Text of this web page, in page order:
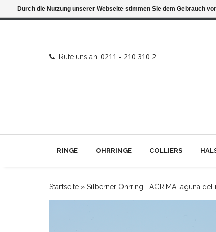
Rufe uns an: 0211 - 210 310 2
RINGE OHRRINGE COLLIERS
Startseite » Silberner Ohrring LAGRIMA laguna
Durch die Nutzung unserer Webseite stimmen Sie dem Gebrauch